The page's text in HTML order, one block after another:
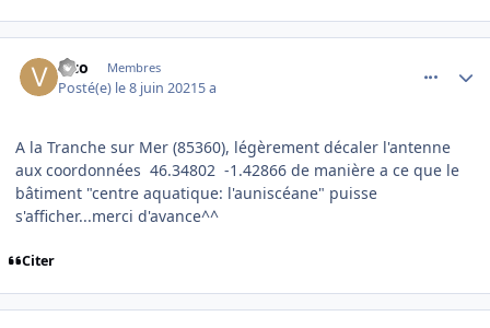
vico Membres
Posté(e) le 8 juin 20215 a
A la Tranche sur Mer (85360), légèrement décaler l'antenne
aux coordonnées 46.34802 -1.42866 de manière a ce que le
bâtiment "centre aquatique: l'auniscéane" puisse
s'afficher...merci d'avance^^
Citer